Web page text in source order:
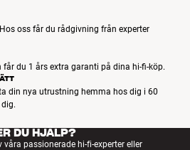
oss får du rådgivning från experter
du 1 års extra garanti på dina hi-fi-köp.
din nya utrustning hemma hos dig i 60
DU HJÄLP?
våra passionerade hi-fi-experter eller